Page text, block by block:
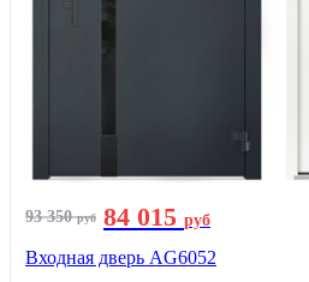
93 350руб 84 015 руб
Входная дверь AG6052